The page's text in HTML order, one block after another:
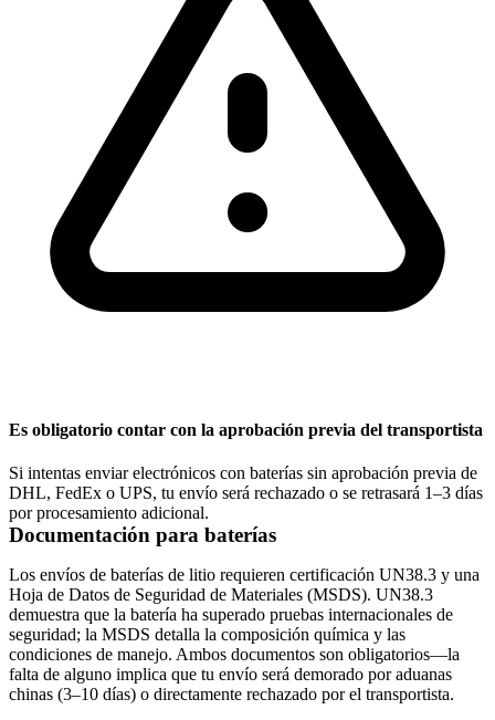
Es obligatorio contar con la aprobación previa del transportista
Si intentas enviar electrónicos con baterías sin aprobación previa de
DHL, FedEx o UPS, tu envío será rechazado o se retrasará 1–3 días
por procesamiento adicional.
Documentación para baterías
Los envíos de baterías de litio requieren certificación UN38.3 y una
Hoja de Datos de Seguridad de Materiales (MSDS). UN38.3
demuestra que la batería ha superado pruebas internacionales de
seguridad; la MSDS detalla la composición química y las
condiciones de manejo. Ambos documentos son obligatorios—la
falta de alguno implica que tu envío será demorado por aduanas
chinas (3–10 días) o directamente rechazado por el transportista.